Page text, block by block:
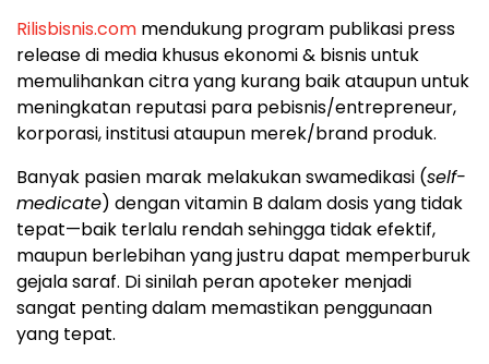
Rilisbisnis.com mendukung program publikasi press
release di media khusus ekonomi & bisnis untuk
memulihankan citra yang kurang baik ataupun untuk
meningkatan reputasi para pebisnis/entrepreneur,
korporasi, institusi ataupun merek/brand produk.
Banyak pasien marak melakukan swamedikasi (self-
medicate) dengan vitamin B dalam dosis yang tidak
tepat—baik terlalu rendah sehingga tidak efektif,
maupun berlebihan yang justru dapat memperburuk
gejala saraf. Di sinilah peran apoteker menjadi
sangat penting dalam memastikan penggunaan
yang tepat.